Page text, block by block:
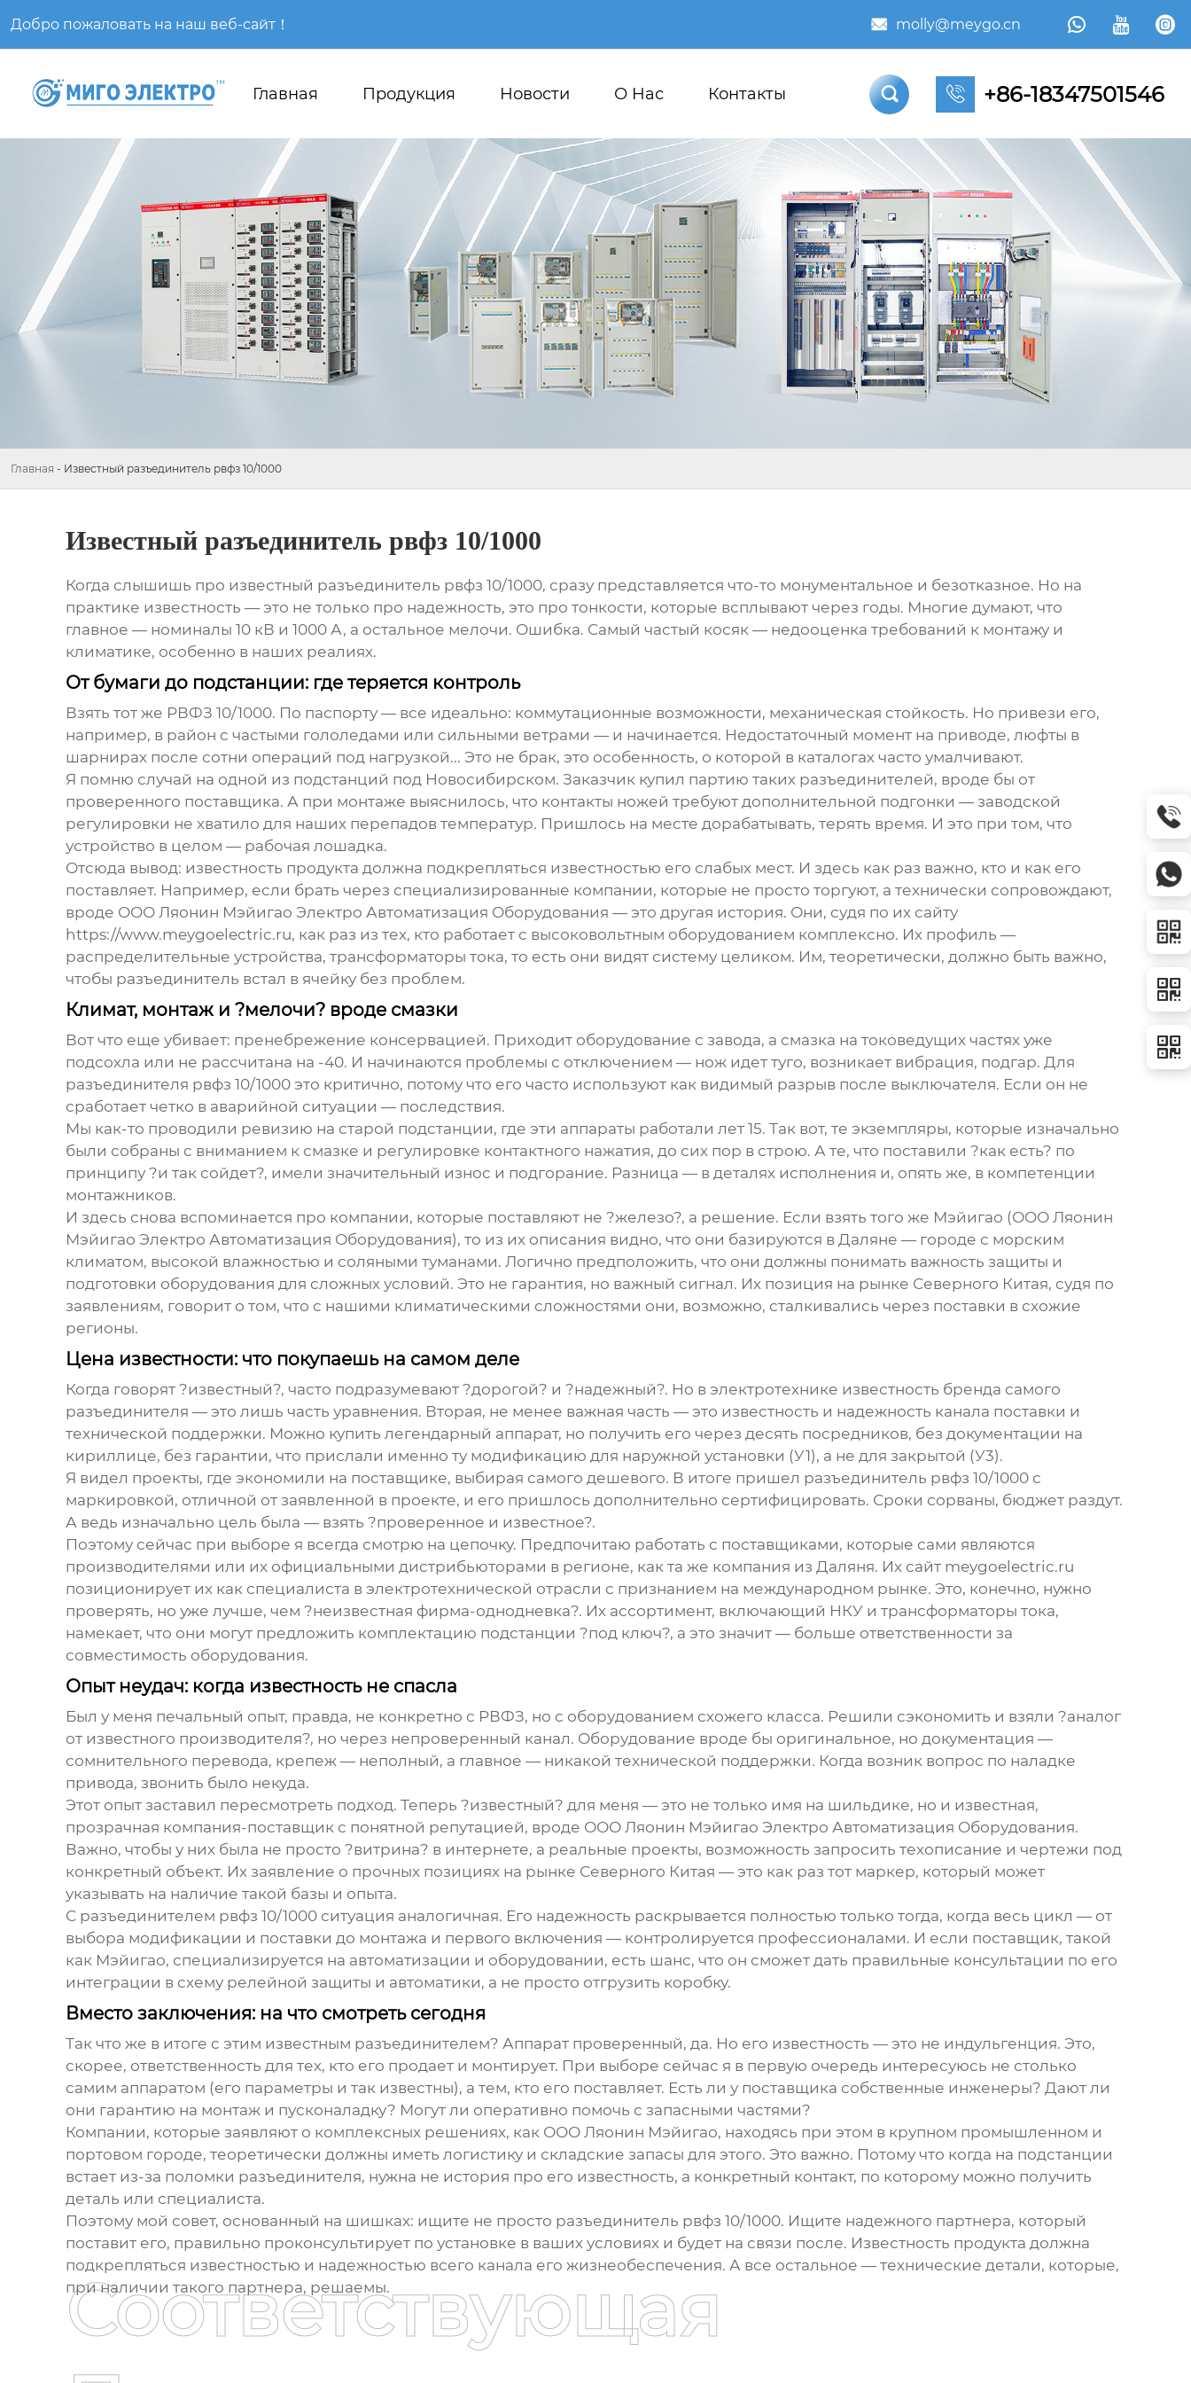
Добро пожаловать на наш веб-сайт！  molly@meygo.cn   
Главная Продукция Новости О Hас Контакты   +86-18347501546
Главная - Известный разъединитель рвфз 10/1000
Известный разъединитель рвфз 10/1000
Когда слышишь про известный разъединитель рвфз 10/1000, сразу представляется что-то монументальное и безотказное. Но на
практике известность — это не только про надежность, это про тонкости, которые всплывают через годы. Многие думают, что
главное — номиналы 10 кВ и 1000 А, а остальное мелочи. Ошибка. Самый частый косяк — недооценка требований к монтажу и
климатике, особенно в наших реалиях.
От бумаги до подстанции: где теряется контроль
Взять тот же РВФЗ 10/1000. По паспорту — все идеально: коммутационные возможности, механическая стойкость. Но привези его,
например, в район с частыми гололедами или сильными ветрами — и начинается. Недостаточный момент на приводе, люфты в
шарнирах после сотни операций под нагрузкой... Это не брак, это особенность, о которой в каталогах часто умалчивают.
Я помню случай на одной из подстанций под Новосибирском. Заказчик купил партию таких разъединителей, вроде бы от
проверенного поставщика. А при монтаже выяснилось, что контакты ножей требуют дополнительной подгонки — заводской
регулировки не хватило для наших перепадов температур. Пришлось на месте дорабатывать, терять время. И это при том, что
устройство в целом — рабочая лошадка.
Отсюда вывод: известность продукта должна подкрепляться известностью его слабых мест. И здесь как раз важно, кто и как его
поставляет. Например, если брать через специализированные компании, которые не просто торгуют, а технически сопровождают,
вроде ООО Ляонин Мэйигао Электро Автоматизация Оборудования — это другая история. Они, судя по их сайту
https://www.meygoelectric.ru, как раз из тех, кто работает с высоковольтным оборудованием комплексно. Их профиль —
распределительные устройства, трансформаторы тока, то есть они видят систему целиком. Им, теоретически, должно быть важно,
чтобы разъединитель встал в ячейку без проблем.
Климат, монтаж и ?мелочи? вроде смазки
Вот что еще убивает: пренебрежение консервацией. Приходит оборудование с завода, а смазка на токоведущих частях уже
подсохла или не рассчитана на -40. И начинаются проблемы с отключением — нож идет туго, возникает вибрация, подгар. Для
разъединителя рвфз 10/1000это критично, потому что его часто используют как видимый разрыв после выключателя. Если он не
сработает четко в аварийной ситуации — последствия.
Мы как-то проводили ревизию на старой подстанции, где эти аппараты работали лет 15. Так вот, те экземпляры, которые изначально
были собраны с вниманием к смазке и регулировке контактного нажатия, до сих пор в строю. А те, что поставили ?как есть? по
принципу ?и так сойдет?, имели значительный износ и подгорание. Разница — в деталях исполнения и, опять же, в компетенции
монтажников.
И здесь снова вспоминается про компании, которые поставляют не ?железо?, а решение. Если взять того же Мэйигао (ООО Ляонин
Мэйигао Электро Автоматизация Оборудования), то из их описания видно, что они базируются в Даляне — городе с морским
климатом, высокой влажностью и соляными туманами. Логично предположить, что они должны понимать важность защиты и
подготовки оборудования для сложных условий. Это не гарантия, но важный сигнал. Их позиция на рынке Северного Китая, судя по
заявлениям, говорит о том, что с нашими климатическими сложностями они, возможно, сталкивались через поставки в схожие
регионы.
Цена известности: что покупаешь на самом деле
Когда говорят ?известный?, часто подразумевают ?дорогой? и ?надежный?. Но в электротехнике известность бренда самого
разъединителя — это лишь часть уравнения. Вторая, не менее важная часть — это известность и надежность канала поставки и
технической поддержки. Можно купить легендарный аппарат, но получить его через десять посредников, без документации на
кириллице, без гарантии, что прислали именно ту модификацию для наружной установки (У1), а не для закрытой (У3).
Я видел проекты, где экономили на поставщике, выбирая самого дешевого. В итоге пришел разъединитель рвфз 10/1000с
маркировкой, отличной от заявленной в проекте, и его пришлось дополнительно сертифицировать. Сроки сорваны, бюджет раздут.
А ведь изначально цель была — взять ?проверенное и известное?.
Поэтому сейчас при выборе я всегда смотрю на цепочку. Предпочитаю работать с поставщиками, которые сами являются
производителями или их официальными дистрибьюторами в регионе, как та же компания из Даляня. Их сайт meygoelectric.ru
позиционирует их как специалиста в электротехнической отрасли с признанием на международном рынке. Это, конечно, нужно
проверять, но уже лучше, чем ?неизвестная фирма-однодневка?. Их ассортимент, включающий НКУ и трансформаторы тока,
намекает, что они могут предложить комплектацию подстанции ?под ключ?, а это значит — больше ответственности за
совместимость оборудования.
Опыт неудач: когда известность не спасла
Был у меня печальный опыт, правда, не конкретно с РВФЗ, но с оборудованием схожего класса. Решили сэкономить и взяли ?аналог
от известного производителя?, но через непроверенный канал. Оборудование вроде бы оригинальное, но документация —
сомнительного перевода, крепеж — неполный, а главное — никакой технической поддержки. Когда возник вопрос по наладке
привода, звонить было некуда.
Этот опыт заставил пересмотреть подход. Теперь ?известный? для меня — это не только имя на шильдике, но и известная,
прозрачная компания-поставщик с понятной репутацией, вроде ООО Ляонин Мэйигао Электро Автоматизация Оборудования.
Важно, чтобы у них была не просто ?витрина? в интернете, а реальные проекты, возможность запросить техописание и чертежи под
конкретный объект. Их заявление о прочных позициях на рынке Северного Китая — это как раз тот маркер, который может
указывать на наличие такой базы и опыта.
С разъединителем рвфз 10/1000ситуация аналогичная. Его надежность раскрывается полностью только тогда, когда весь цикл — от
выбора модификации и поставки до монтажа и первого включения — контролируется профессионалами. И если поставщик, такой
как Мэйигао, специализируется на автоматизации и оборудовании, есть шанс, что он сможет дать правильные консультации по его
интеграции в схему релейной защиты и автоматики, а не просто отгрузить коробку.
Вместо заключения: на что смотреть сегодня
Так что же в итоге с этим известным разъединителем? Аппарат проверенный, да. Но его известность — это не индульгенция. Это,
скорее, ответственность для тех, кто его продает и монтирует. При выборе сейчас я в первую очередь интересуюсь не столько
самим аппаратом (его параметры и так известны), а тем, кто его поставляет. Есть ли у поставщика собственные инженеры? Дают ли
они гарантию на монтаж и пусконаладку? Могут ли оперативно помочь с запасными частями?
Компании, которые заявляют о комплексных решениях, как ООО Ляонин Мэйигао, находясь при этом в крупном промышленном и
портовом городе, теоретически должны иметь логистику и складские запасы для этого. Это важно. Потому что когда на подстанции
встает из-за поломки разъединителя, нужна не история про его известность, а конкретный контакт, по которому можно получить
деталь или специалиста.
Поэтому мой совет, основанный на шишках: ищите не просто разъединитель рвфз 10/1000. Ищите надежного партнера, который
поставит его, правильно проконсультирует по установке в ваших условиях и будет на связи после. Известность продукта должна
подкрепляться известностью и надежностью всего канала его жизнеобеспечения. А все остальное — технические детали, которые,
при наличии такого партнера, решаемы.
Соответствующая